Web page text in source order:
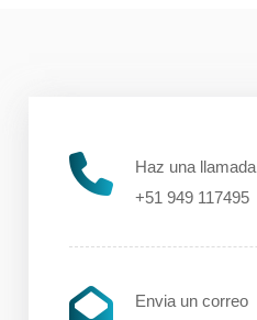
Haz una llamada
+51 949 117495
Envia un correo